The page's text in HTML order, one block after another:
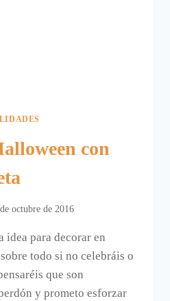
con
octubre de 2016
idea para decorar en
todo si no celebráis o
que son
y prometo esforzar